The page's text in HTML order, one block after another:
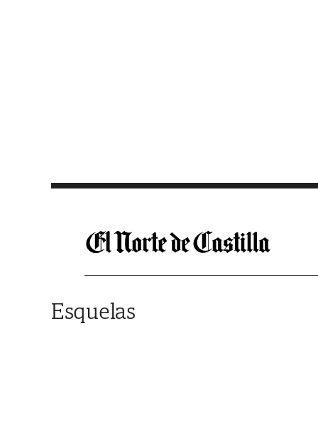
Esquelas